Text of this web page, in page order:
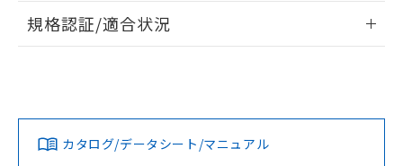
ログイン/会員登録
ダウンロードデータをご利用いただく前に、以下を必ずお読
みください。
ソフトウェアの使用条件
EU RoHS 注意事項・凡例
対応済み
規格認証/適合状況
カタログ/データシート/マニュアル
欄に対応日を記載しておりました。
既に当社にて対応品への在庫切替を完了